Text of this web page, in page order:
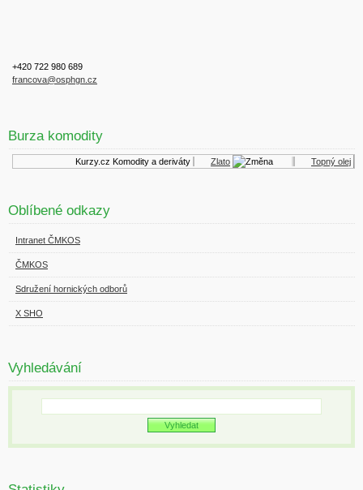
+420 722 980 689
francova@osphgn.cz
Burza komodity
Kurzy.cz Komodity a deriváty Zlato Topný olej
Oblíbené odkazy
Intranet ČMKOS
ČMKOS
Sdružení hornických odborů
X SHO
Vyhledávání